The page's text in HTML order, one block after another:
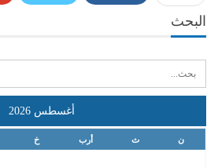
البحث
أغسطس 2026
ن ث أرب خ